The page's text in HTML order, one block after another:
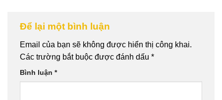
Để lại một bình luận
Email của bạn sẽ không được hiển thị công khai.
Các trường bắt buộc được đánh dấu *
Bình luận *